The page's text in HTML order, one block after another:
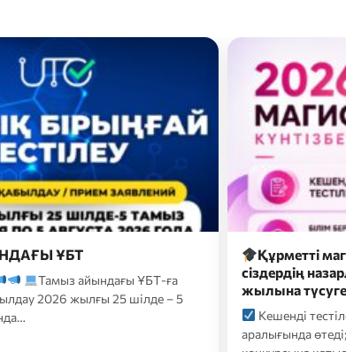
түсушілер,
2026-2027 оқу
арналған…
20 шілде-10 тамыз
2026 жылғы 26
түсуші
форматтағы…
2026 жылғы 26
үміткерлер үшін